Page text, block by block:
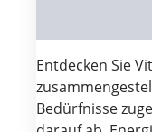
Entdecken Sie
Bedürfnisse